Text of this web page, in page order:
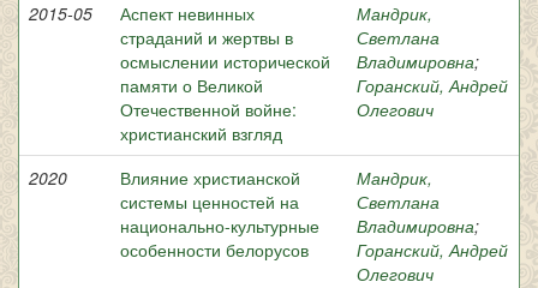
2015-05
Аспект невинных
страданий и жертвы в
осмыслении исторической
памяти о Великой
Отечественной войне:
христианский взгляд
Мандрик,
Светлана
Владимировна;
Горанский, Андрей
Олегович
2020
Влияние христианской
системы ценностей на
национально-культурные
особенности белорусов
Мандрик,
Светлана
Владимировна;
Горанский, Андрей
Олегович